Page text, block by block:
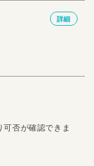
詳細
否が確認できま